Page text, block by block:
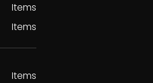
Items
Items
Items